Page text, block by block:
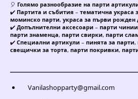
🎈 Голямо разнообразие на парти
✔️ Партита и събития – тематична украса
моминско парти, украса за първи рожден
✔️ Допълнителни аксесоари – парти
парти знаменца, парти свирки, парти
✔️ Специални артикули – пинята за парти,
свещички за торта, парти покривки,
Vanilashopparty@gmail.com